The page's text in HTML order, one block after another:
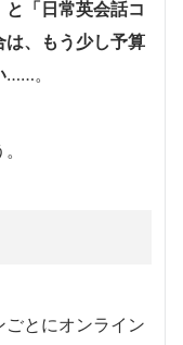
「日常英会話コ
は、もう少し予算
……。
とにオンライン